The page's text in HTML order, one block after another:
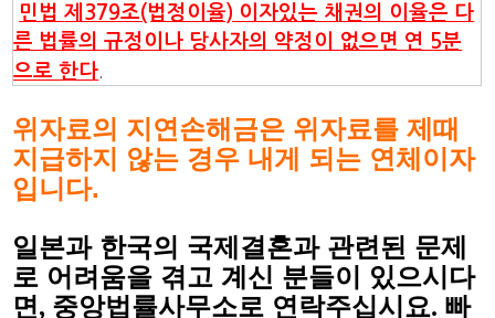
민법제379조(법정이율) 이자있는 채권의 이율은 다
른 법률의 규정이나 당사자의 약정이 없으면 연 5분
으로 한다
위자료의 지연손해금은 위자료를 제때
지급하지 않는 경우 내게 되는 연체이자
입니다.
일본과 한국의 국제결혼과 관련된 문제
로 어려움을 겪고 계신 분들이 있으시다
면, 중앙법률사무소로 연락주십시요. 빠